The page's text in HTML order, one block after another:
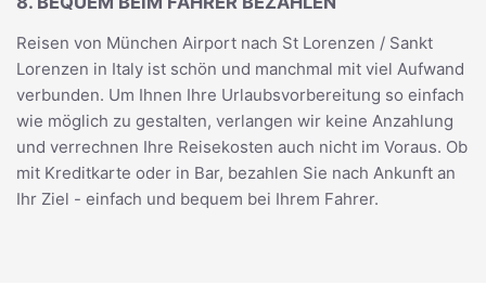
Reisen von München Airport nach St Lorenzen / Sankt
Lorenzen in Italy ist schön und manchmal mit viel Aufwand
verbunden. Um Ihnen Ihre Urlaubsvorbereitung so einfach
wie möglich zu gestalten, verlangen wir keine Anzahlung
und verrechnen Ihre Reisekosten auch nicht im Voraus. Ob
mit Kreditkarte oder in Bar, bezahlen Sie nach Ankunft an
Ihr Ziel - einfach und bequem bei Ihrem Fahrer.